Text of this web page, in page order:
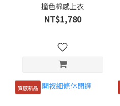
撞色棉感上衣
NT$1,780
質感新品